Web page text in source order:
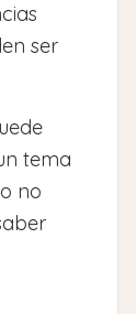
ser
tema
no